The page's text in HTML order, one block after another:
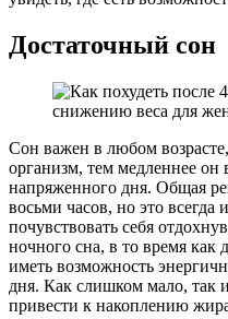
Достаточный сон
Сон важен в любом
организм, тем медленнее он
напряженного дня. Общая
восьми часов, но это
почувствовать себя
ночного сна, в то время как
иметь возможность
дня. Как слишком мало, так
привести к накоплению